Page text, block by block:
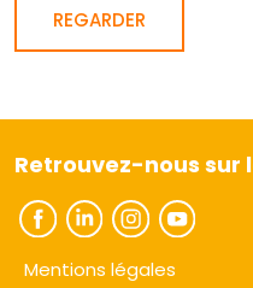
REGARDER
Retrouvez-nous sur
Mentions légales